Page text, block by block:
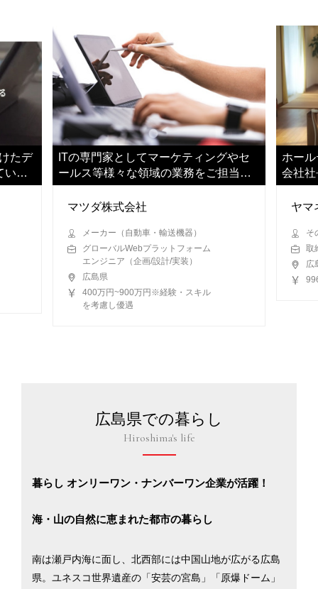
たデ
いた
ITの専門家としてマーケティングやセ
ールス等様々な領域の業務をご担当い
ただきます
マツダ株式会社
メーカー（自動車・輸送機器）
グローバルWebプラットフォーム
エンジニア（企画/設計/実装）
広島県
400万円~900万円※経験・スキル
を考慮し優遇
ホー
会社
いた
ヤマ
そ
取
広
広島県での暮らし
Hiroshima's life
暮らし オンリーワン・ナンバーワン企業が活躍！
海・山の自然に恵まれた都市の暮らし
南は瀬戸内海に面し、北西部には中国山地が広がる広島
県。ユネスコ世界遺産の「安芸の宮島」「原爆ドーム」